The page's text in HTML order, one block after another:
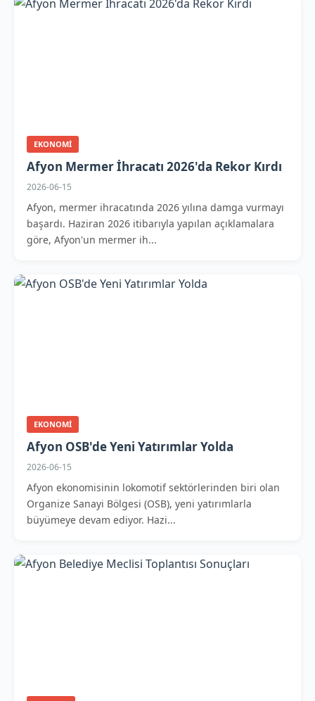
EKONOMI
Afyon Mermer İhracatı 2026'da Rekor Kırdı
2026-06-15
Afyon, mermer ihracatında 2026 yılına damga vurmayı
başardı. Haziran 2026 itibarıyla yapılan açıklamalara
göre, Afyon'un mermer ih...
EKONOMI
Afyon OSB'de Yeni Yatırımlar Yolda
2026-06-15
Afyon ekonomisinin lokomotif sektörlerinden biri olan
Organize Sanayi Bölgesi (OSB), yeni yatırımlarla
büyümeye devam ediyor. Hazi...